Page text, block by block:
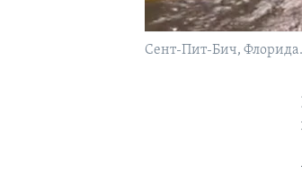
Сент-Пит-Бич, Флорида.